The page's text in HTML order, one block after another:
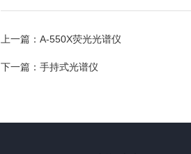
上一篇： A-550X荧光光谱仪
下一篇： 手持式光谱仪